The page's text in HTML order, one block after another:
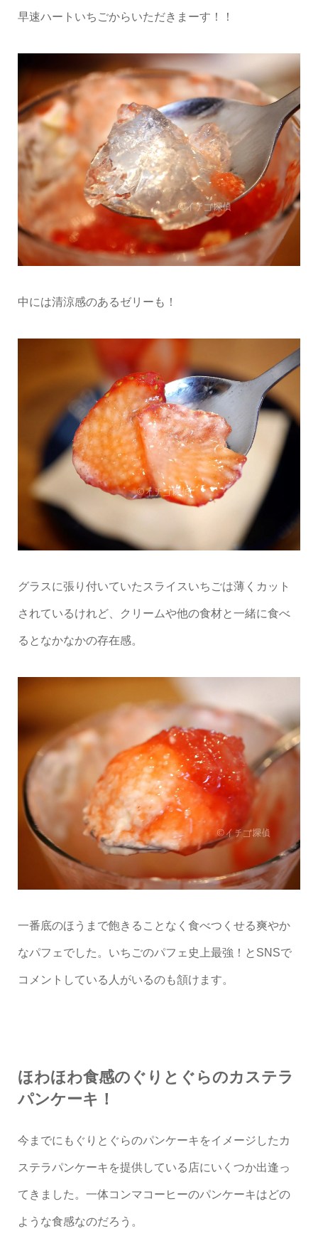
早速ハートいちごからいただきまーす！！
中には清涼感のあるゼリーも！
グラスに張り付いていたスライスいちごは薄くカット
されているけれど、クリームや他の食材と一緒に食べ
るとなかなかの存在感。
一番底のほうまで飽きることなく食べつくせる爽やか
なパフェでした。いちごのパフェ史上最強！とSNSで
コメントしている人がいるのも頷けます。
ほわほわ食感のぐりとぐらのカステラ
パンケーキ！
今までにもぐりとぐらのパンケーキをイメージしたカ
ステラパンケーキを提供している店にいくつか出逢っ
てきました。一体コンマコーヒーのパンケーキはどの
ような食感なのだろう。